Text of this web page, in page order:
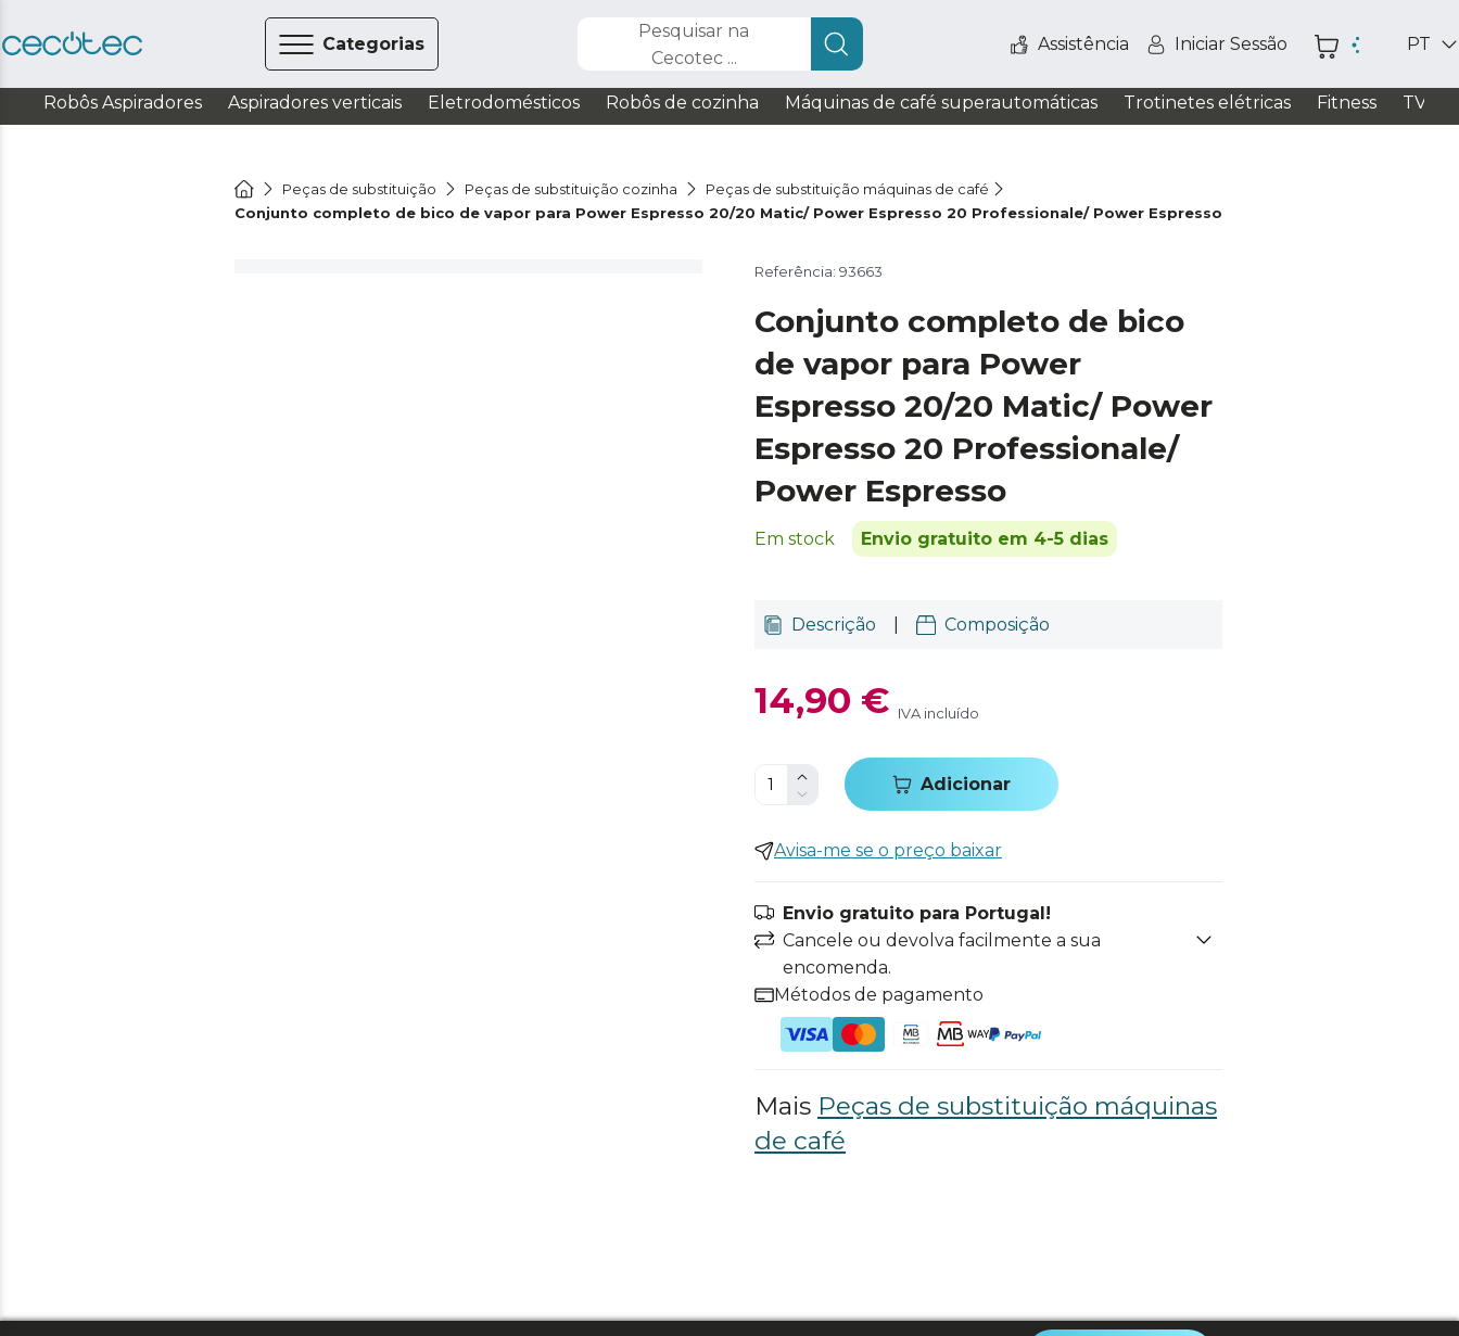
Categorias
Pesquisar na
Cecotec ...
Assistência Iniciar Sessão PT
Robôs Aspiradores Aspiradores verticais Eletrodomésticos Robôs de cozinha Máquinas de café superautomáticas Trotinetes elétricas Fitness TV /
Peças de substituição Peças de substituição cozinha
Peças de substituição máquinas de café
Conjunto completo de bico de vapor para Power Espresso 20/20 Matic/ Power Espresso 20 Professionale/ Power Espresso
Referência: 93663
Conjunto completo de bico
de vapor para Power
Espresso 20/20 Matic/ Power
Espresso 20 Professionale/
Power Espresso
Em stock Envio gratuito em 4-5 dias
Descrição Composição
14,90 € IVA incluído
Adicionar
Avisa-me se o preço baixar
Envio gratuito para Portugal!
Cancele ou devolva facilmente a sua
encomenda.
Métodos de pagamento
Mais Peças de substituição máquinas
de café